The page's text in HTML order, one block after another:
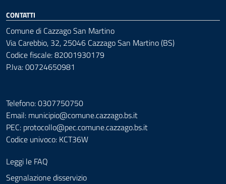
CONTATTI
Comune di Cazzago San Martino
Via Carebbio, 32, 25046 Cazzago San Martino (BS)
Codice fiscale: 82001930179
P.Iva: 00724650981
Telefono: 0307750750
Email: municipio@comune.cazzago.bs.it
PEC: protocollo@pec.comune.cazzago.bs.it
Codice univoco: KCT36W
Leggi le FAQ
Segnalazione disservizio